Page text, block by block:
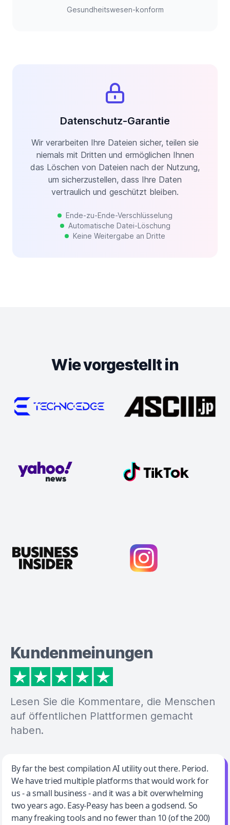
Gesundheitswesen-konform
Datenschutz-Garantie
Wir verarbeiten Ihre Dateien sicher, teilen sie
niemals mit Dritten und ermöglichen Ihnen
das Löschen von Dateien nach der Nutzung,
um sicherzustellen, dass Ihre Daten
vertraulich und geschützt bleiben.
Ende-zu-Ende-Verschlüsselung
Automatische Datei-Löschung
Keine Weitergabe an Dritte
Wie vorgestellt in
Kundenmeinungen
Lesen Sie die Kommentare, die Menschen
auf öffentlichen Plattformen gemacht
haben.
Jeff Wilson
By far the best compilation AI utility
By far the best compilation AI utility out there. Period.
We have tried multiple platforms that would work for
us - a small business - and it was a bit overwhelming
two years ago. Easy-Peasy has been a godsend. So
many freaking tools and no fewer than 10 (of the 200)